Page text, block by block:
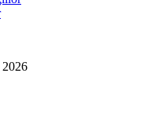
2026